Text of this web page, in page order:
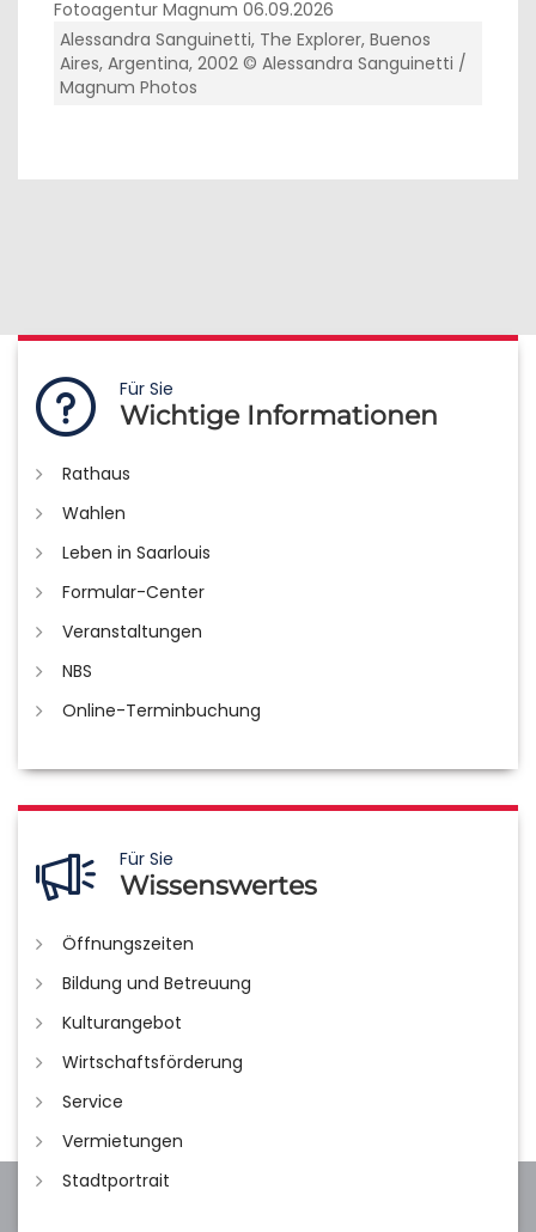
Alessandra Sanguinetti, The Explorer, Buenos
Aires, Argentina, 2002 © Alessandra Sanguinetti /
Magnum Photos
Für Sie
Wichtige Informationen
Rathaus
Wahlen
Leben in Saarlouis
Formular-Center
Veranstaltungen
NBS
Online-Terminbuchung
Für Sie
Wissenswertes
Öffnungszeiten
Bildung und Betreuung
Kulturangebot
Wirtschaftsförderung
Service
Vermietungen
Stadtportrait